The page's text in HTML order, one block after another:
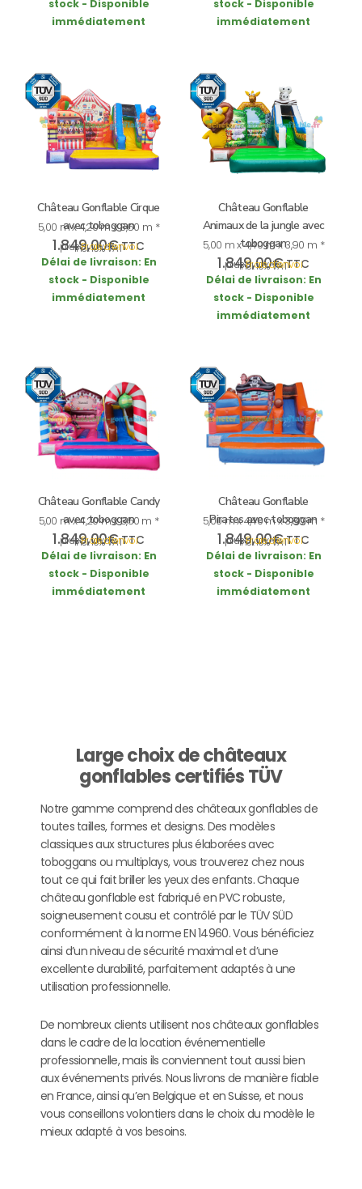
stock - Disponible
immédiatement
stock - Disponible
immédiatement
Château Gonflable Cirque
avec toboggan
5,00 m x 4,20 m x 3,60 m *
1.849,00€TTC
incl. 19% VAT
plusFrais d’envoi
Délai de livraison: En
stock - Disponible
immédiatement
Château Gonflable
Animaux de la jungle avec
toboggan
5,00 m x 4,40 m x 3,90 m *
1.849,00€TTC
incl. 19% VAT
plusFrais d’envoi
Délai de livraison: En
stock - Disponible
immédiatement
Château Gonflable Candy
avec toboggan
5,00 m x 4,20 m x 3,50 m *
1.849,00€TTC
incl. 19% VAT
plusFrais d’envoi
Délai de livraison: En
stock - Disponible
immédiatement
Château Gonflable
Pirates avec toboggan
5,00 m x 4,40 m x 3,80 m *
1.849,00€TTC
incl. 19% VAT
plusFrais d’envoi
Délai de livraison: En
stock - Disponible
immédiatement
Large choix de châteaux
gonflables certifiés TÜV
Notre gamme comprend des châteaux gonflables de
toutes tailles, formes et designs. Des modèles
classiques aux structures plus élaborées avec
toboggans ou multiplays, vous trouverez chez nous
tout ce qui fait briller les yeux des enfants. Chaque
château gonflable est fabriqué en PVC robuste,
soigneusement cousu et contrôlé par le TÜV SÜD
conformément à la norme EN 14960. Vous bénéficiez
ainsi d’un niveau de sécurité maximal et d’une
excellente durabilité, parfaitement adaptés à une
utilisation professionnelle.
De nombreux clients utilisent nos châteaux gonflables
dans le cadre de la location événementielle
professionnelle, mais ils conviennent tout aussi bien
aux événements privés. Nous livrons de manière fiable
en France, ainsi qu’en Belgique et en Suisse, et nous
vous conseillons volontiers dans le choix du modèle le
mieux adapté à vos besoins.